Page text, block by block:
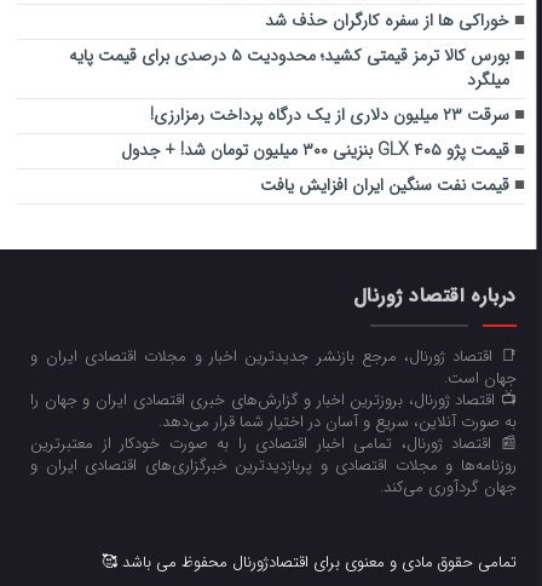
خوراکی ها از سفره کارگران حذف شد
بورس کالا ترمز قیمتی کشید؛ محدودیت ۵ درصدی برای قیمت پایه
میلگرد
سرقت ۲۳ میلیون دلاری از یک درگاه پرداخت رمزارزی!
قیمت پژو ۴۰۵ GLX بنزینی ۳۰۰ میلیون تومان شد! + جدول
قیمت نفت سنگین ایران افزایش یافت
درباره اقتصاد ژورنال
📑 اقتصاد ژورنال، مرجع بازنشر جدیدترین اخبار و مجلات اقتصادی ایران و
جهان است.
📺 اقتصاد ژورنال، بروزترین اخبار و گزارش‌های خبری اقتصادی ایران و جهان را
به صورت آنلاین، سریع و آسان در اختیار شما قرار می‌‌دهد.
📰 اقتصاد ژورنال، تمامی اخبار اقتصادی را به صورت خودکار از معتبرترین
روزنامه‌ها و مجلات اقتصادی و پربازدیدترین خبرگزاری‌های اقتصادی ایران و
جهان گردآوری می‌کند.
تمامی حقوق مادی و معنوی برای اقتصادژورنال محفوظ می باشد 🥰